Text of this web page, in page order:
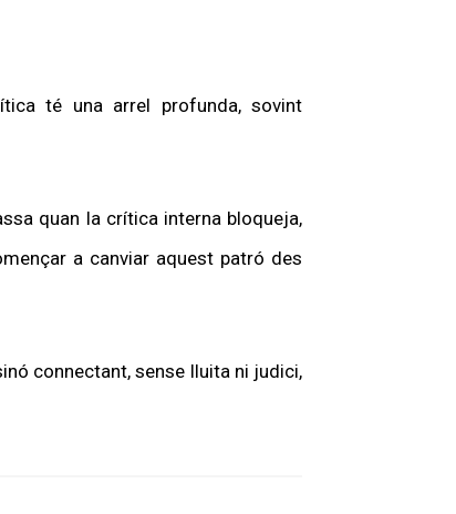
té una arrel profunda, sovint
quan la crítica interna bloqueja,
a canviar aquest patró des
connectant, sense lluita ni judici,